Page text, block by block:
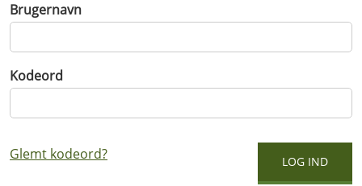
Brugernavn
Kodeord
Glemt kodeord?